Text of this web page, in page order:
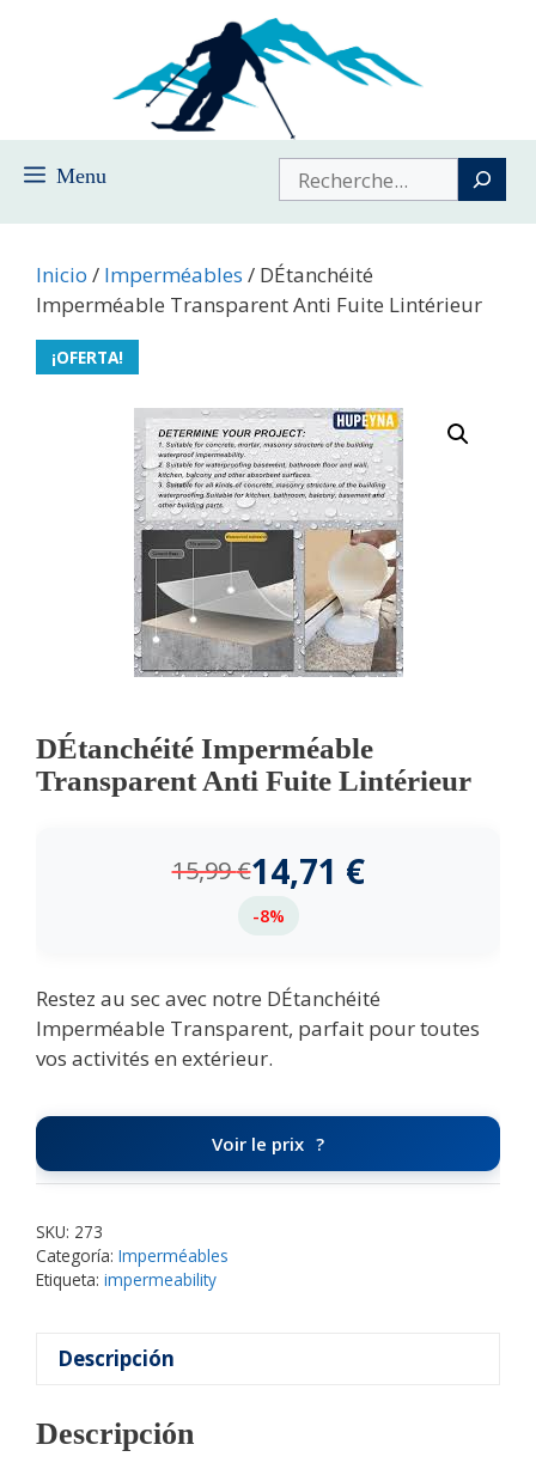
Menu Buscar
Inicio / Imperméables / DÉtanchéité
Imperméable Transparent Anti Fuite Lintérieur
¡OFERTA!
DÉtanchéité Imperméable
Transparent Anti Fuite Lintérieur
15,99€14,71 €
-8%
Restez au sec avec notre DÉtanchéité
Imperméable Transparent, parfait pour toutes
vos activités en extérieur.
Voir le prix
SKU: 273
Categoría: Imperméables
Etiqueta: impermeability
Descripción
Descripción